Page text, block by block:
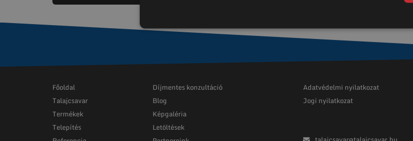
Főoldal
Talajcsavar
Termékek
Telepítés
Díjmentes konzultáció
Blog
Képgaléria
Letöltések
Adatvédelmi nyilatkozat
Jogi nyilatkozat